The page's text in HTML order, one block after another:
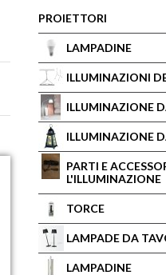
PROIETTORI
LAMPADINE
ILLUMINAZIONI
ILLUMINAZIONE
ILLUMINAZIONE
PARTI E
L'ILLUMINAZIONE
TORCE
LAMPADE DA
LAMPADINE